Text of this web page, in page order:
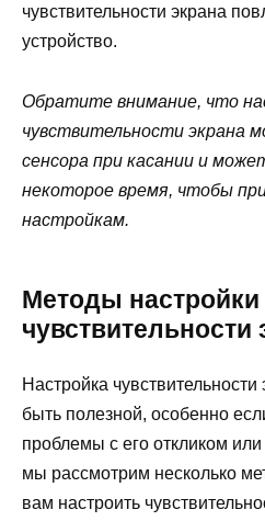
чувствительности экрана
устройство.
Обратите внимание, что
чувствительности экрана
сенсора при касании и
некоторое время, чтобы
настройкам.
Методы настройки
чувствительности
Настройка
быть полезной, особенно
проблемы с его откликом
мы рассмотрим несколько
вам настроить